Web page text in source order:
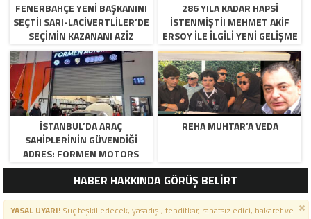
FENERBAHÇE YENI BAŞKANINI
SEÇTI! SARI-LACIVERTLILER’DE
SEÇIMIN KAZANANI AZIZ
YILDIRIM OLDU
286 YILA KADAR HAPSI
ISTENMIŞTI! MEHMET AKIF
ERSOY ILE ILGILI YENI GELIŞME
İSTANBUL’DA ARAÇ
SAHIPLERININ GÜVENDIĞI
ADRES: FORMEN MOTORS
REHA MUHTAR’A VEDA
HABER HAKKINDA GÖRÜŞ BELİRT
YASAL UYARI!Suç teşkil edecek, yasadışı, tehditkar, rahatsız edici, hakaret ve